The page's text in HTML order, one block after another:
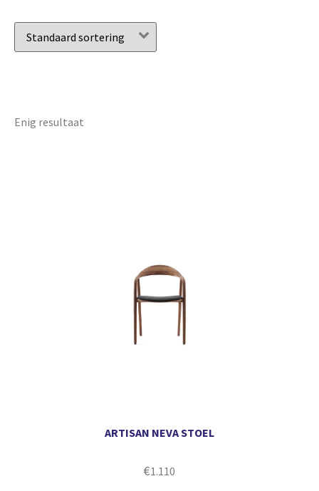
Enig resultaat
ARTISAN NEVA STOEL
€1.110